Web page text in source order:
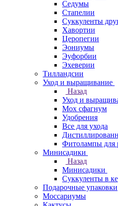
Седумы
Стапелии
Суккуленты
Хавортии
Церопегии
Эониумы
Эуфорбии
Эхеверии
Тилландсии
Уход и выращивание
Назад
Уход и
Мох сфагнум
Удобрения
Все для ухода
Фитолампы для
Минисадики
Назад
Минисадики
Суккуленты в
Подарочные упаковки
Моссариумы